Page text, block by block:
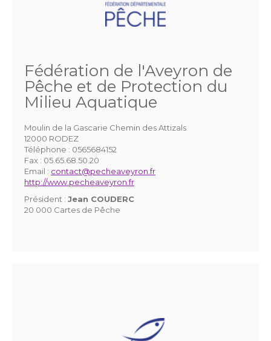
Fédération de l'Aveyron de
Pêche et de Protection du
Milieu Aquatique
Moulin de la Gascarie Chemin des Attizals
12000 RODEZ
Téléphone : 0565684152
Fax : 05.65.68.50.20
Email : contact@pecheaveyron.fr
http://www.pecheaveyron.fr
Président : Jean COUDERC
20 000 Cartes de Pêche